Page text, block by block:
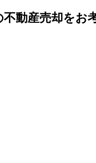
動産売却をお